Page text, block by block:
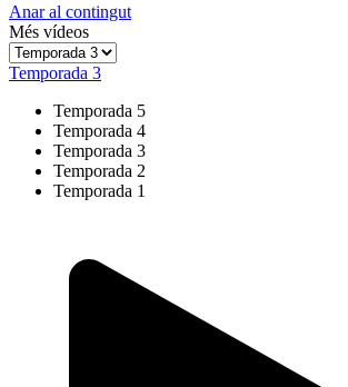
Anar al contingut
Més vídeos
Temporada 3
Temporada 5
Temporada 4
Temporada 3
Temporada 2
Temporada 1